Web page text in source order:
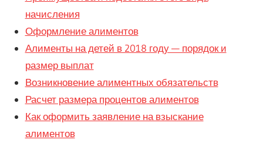
начисления
Оформление алиментов
Алименты на детей в 2018 году — порядок и
размер выплат
Возникновение алиментных обязательств
Расчет размера процентов алиментов
Как оформить заявление на взыскание
алиментов